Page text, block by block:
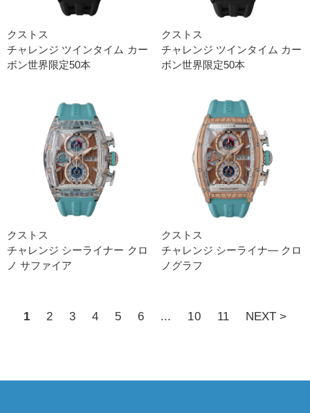
クストス
チャレンジ ツインタイム カー
ボン世界限定50本
クストス
チャレンジ ツインタイム カー
ボン世界限定50本
クストス
チャレンジ シーライナー クロ
ノ サファイア
クストス
チャレンジ シーライナ― クロ
ノグラフ
1 2 3 4 5 6 ... 10 11 NEXT >